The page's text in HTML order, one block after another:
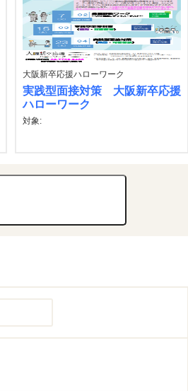
大阪新卒応援ハローワーク
実践型面接対策 大阪新卒応援
ハローワーク
対象: